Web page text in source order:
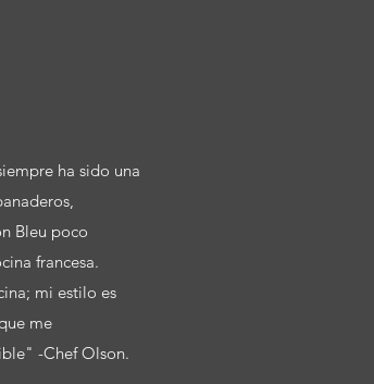
ha sido una
Bleu poco
francesa.
mi estilo es
me
-Chef Olson.